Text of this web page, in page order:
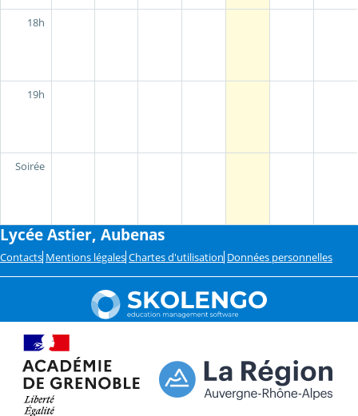
18h
19h
Soirée
Lycée Astier, Aubenas
Contacts Mentions légales Chartes d'utilisation Données personnelles